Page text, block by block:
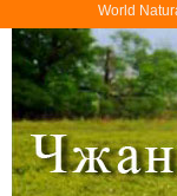
World